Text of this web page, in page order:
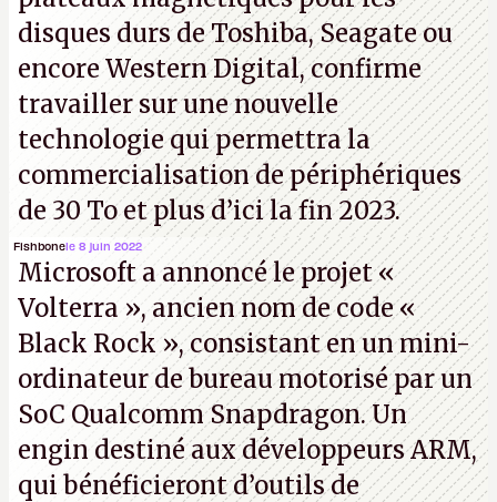
disques durs de Toshiba, Seagate ou
encore Western Digital, confirme
travailler sur une nouvelle
technologie qui permettra la
commercialisation de périphériques
de 30 To et plus d’ici la fin 2023.
Fishbonele 8 juin 2022
Microsoft a annoncé le projet «
Volterra », ancien nom de code «
Black Rock », consistant en un mini-
ordinateur de bureau motorisé par un
SoC Qualcomm Snapdragon. Un
engin destiné aux développeurs ARM,
qui bénéficieront d’outils de